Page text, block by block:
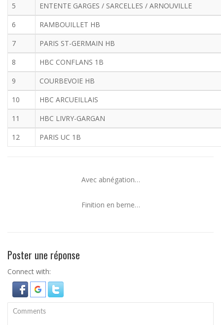
5
ENTENTE GARGES / SARCELLES / ARNOUVILLE
6
RAMBOUILLET HB
7
PARIS ST-GERMAIN HB
8
HBC CONFLANS 1B
9
COURBEVOIE HB
10
HBC ARCUEILLAIS
11
HBC LIVRY-GARGAN
12
PARIS UC 1B
Avec abnégation…
Finition en berne…
Poster une réponse
Connect with: